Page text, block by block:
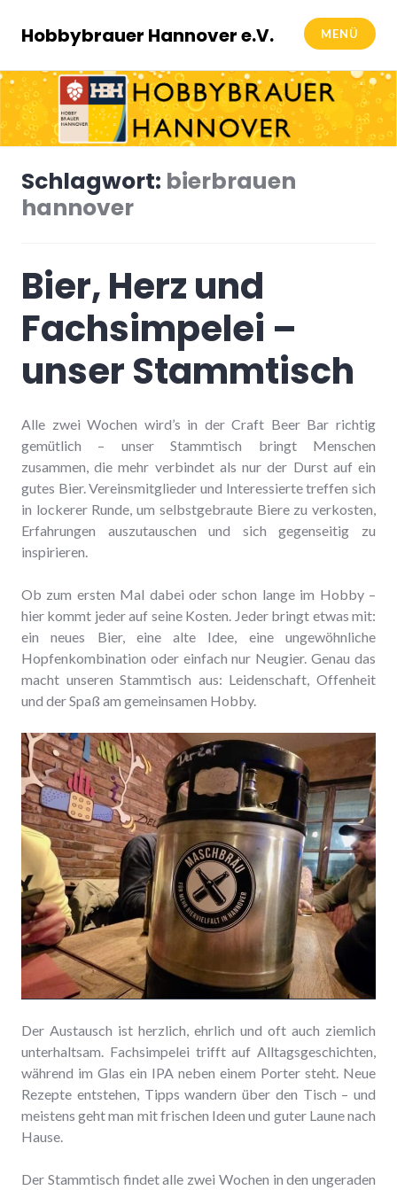
InhaltHobbybrauer Hannover e.V. MENÜ
Schlagwort: bierbrauen
hannover
Bier, Herz und
Fachsimpelei –
unser Stammtisch
Alle zwei Wochen wird’s in der Craft Beer Bar richtig
gemütlich – unser Stammtisch bringt Menschen
zusammen, die mehr verbindet als nur der Durst auf ein
gutes Bier. Vereinsmitglieder und Interessierte treffen sich
in lockerer Runde, um selbstgebraute Biere zu verkosten,
Erfahrungen auszutauschen und sich gegenseitig zu
inspirieren.
Ob zum ersten Mal dabei oder schon lange im Hobby –
hier kommt jeder auf seine Kosten. Jeder bringt etwas mit:
ein neues Bier, eine alte Idee, eine ungewöhnliche
Hopfenkombination oder einfach nur Neugier. Genau das
macht unseren Stammtisch aus: Leidenschaft, Offenheit
und der Spaß am gemeinsamen Hobby.
Der Austausch ist herzlich, ehrlich und oft auch ziemlich
unterhaltsam. Fachsimpelei trifft auf Alltagsgeschichten,
während im Glas ein IPA neben einem Porter steht. Neue
Rezepte entstehen, Tipps wandern über den Tisch – und
meistens geht man mit frischen Ideen und guter Laune nach
Hause.
Der Stammtisch findet alle zwei Wochen in den ungeraden